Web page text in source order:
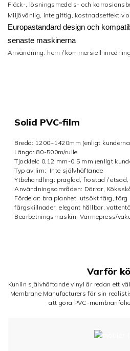
Fläck-, lösningsmedels- och
Miljövänlig, inte giftig, kostnadseffektiv
Europastandard design och
senaste maskinerna
Användning: hem / kommersiell
Solid PVC-film
Bredd: 1200~1420mm (enligt
Längd: 80-500m/rulle
Tjocklek: 0,12 mm-0,5 mm (enligt
Typ av lim: Inte självhäftande
Ytbehandling: präglad, frostad /
Användningsområden: Dörrar,
Fördelar: bra planhet, utsökt färg,
färgskillnader, elegant hållbar,
Bearbetningsmaskin: Värmepress/
Varför
Kunlin självhäftande vinyl är redan ett
Membrane Manufacturers för sin
att göra PVC-